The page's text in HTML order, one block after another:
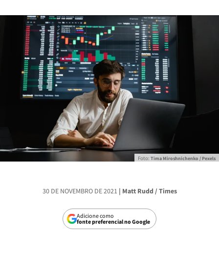
Foto: Tima Miroshnichenko / Pexels
30 DE NOVEMBRO DE 2021 | Matt Rudd / Times
Adicione como
fonte preferencial no Google